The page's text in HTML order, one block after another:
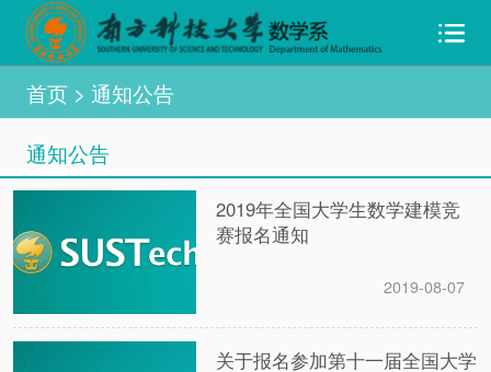
首页> 通知公告
通知公告
2019年全国大学生数学建模竞
赛报名通知
2019-08-07
关于报名参加第十一届全国大学